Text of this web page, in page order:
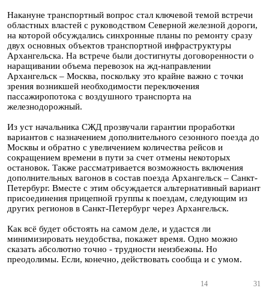
Накануне транспортный вопрос стал ключевой темой встречи
областных властей с руководством Северной железной дороги,
на которой обсуждались синхронные планы по ремонту сразу
двух основных объектов транспортной инфраструктуры
Архангельска. На встрече были достигнуты договоренности о
наращивании объема перевозок на жд-направлении
Архангельск – Москва, поскольку это крайне важно с точки
зрения возникшей необходимости переключения
пассажиропотока с воздушного транспорта на
железнодорожный.
Из уст начальника СЖД прозвучали гарантии проработки
вариантов с назначением дополнительного сезонного поезда до
Москвы и обратно с увеличением количества рейсов и
сокращением времени в пути за счет отмены некоторых
остановок. Также рассматривается возможность включения
дополнительных вагонов в состав поезда Архангельск – Санкт-
Петербург. Вместе с этим обсуждается альтернативный вариант
присоединения прицепной группы к поездам, следующим из
других регионов в Санкт-Петербург через Архангельск.
Как всё будет обстоять на самом деле, и удастся ли
минимизировать неудобства, покажет время. Одно можно
сказать абсолютно точно - трудности неизбежны. Но
преодолимы. Если, конечно, действовать сообща и с умом.
14 31